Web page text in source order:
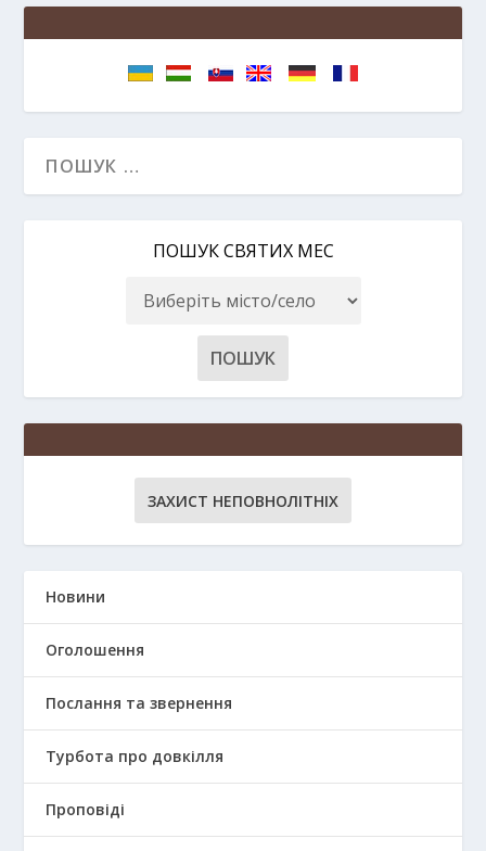
ПОШУК СВЯТИХ МЕС
ЗАХИСТ НЕПОВНОЛІТНІХ
Новини
Оголошення
Послання та звернення
Турбота про довкілля
Проповіді